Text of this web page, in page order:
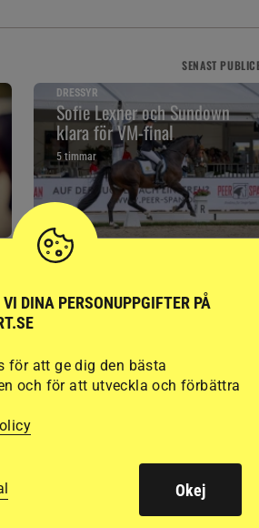
SENAST
DRESSYR
Sofie Lexner och Sundown
klara för VM-final
5 timmar
DINA PERSONUPPGIFTER PÅ
för att ge dig den bästa
och för att utveckla och förbättra
Okej